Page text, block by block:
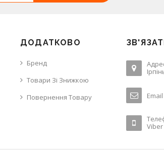
ДОДАТКОВО
Бренд
Товари Зі Знижкою
Повернення Товару
Email
Viber